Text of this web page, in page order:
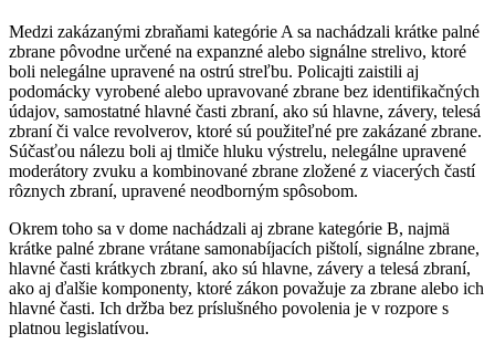
Medzi zakázanými zbraňami kategórie A sa nachádzali krátke palné
zbrane pôvodne určené na expanzné alebo signálne strelivo, ktoré
boli nelegálne upravené na ostrú streľbu. Policajti zaistili aj
podomácky vyrobené alebo upravované zbrane bez identifikačných
údajov, samostatné hlavné časti zbraní, ako sú hlavne, závery, telesá
zbraní či valce revolverov, ktoré sú použiteľné pre zakázané zbrane.
Súčasťou nálezu boli aj tlmiče hluku výstrelu, nelegálne upravené
moderátory zvuku a kombinované zbrane zložené z viacerých častí
rôznych zbraní, upravené neodborným spôsobom.
Okrem toho sa v dome nachádzali aj zbrane kategórie B, najmä
krátke palné zbrane vrátane samonabíjacích pištolí, signálne zbrane,
hlavné časti krátkych zbraní, ako sú hlavne, závery a telesá zbraní,
ako aj ďalšie komponenty, ktoré zákon považuje za zbrane alebo ich
hlavné časti. Ich držba bez príslušného povolenia je v rozpore s
platnou legislatívou.